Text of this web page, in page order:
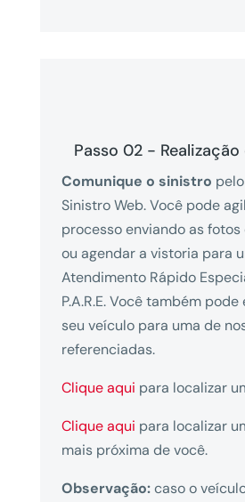
Passo 02 -
Comunique o sinistro
Sinistro Web. Você pode
processo enviando as
ou agendar a vistoria para
Atendimento Rápido
P.A.R.E. Você também
seu veículo para uma de
referenciadas.
Clique aqui para localizar
Clique aqui para localizar
mais próxima de você.
Observação: caso o